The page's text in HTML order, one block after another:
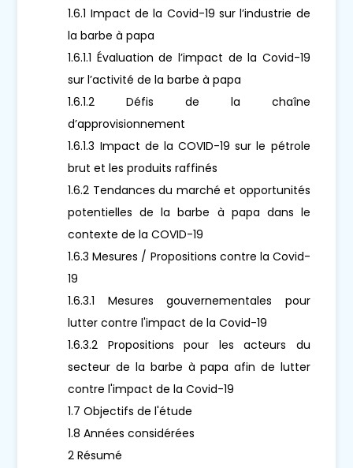
1.6.1 Impact de la Covid-19 sur l’industrie de
la barbe à papa
1.6.1.1 Évaluation de l’impact de la Covid-19
sur l’activité de la barbe à papa
1.6.1.2 Défis de la chaîne
d’approvisionnement
1.6.1.3 Impact de la COVID-19 sur le pétrole
brut et les produits raffinés
1.6.2 Tendances du marché et opportunités
potentielles de la barbe à papa dans le
contexte de la COVID-19
1.6.3 Mesures / Propositions contre la Covid-
19
1.6.3.1 Mesures gouvernementales pour
lutter contre l'impact de la Covid-19
1.6.3.2 Propositions pour les acteurs du
secteur de la barbe à papa afin de lutter
contre l'impact de la Covid-19
1.7 Objectifs de l'étude
1.8 Années considérées
2 Résumé